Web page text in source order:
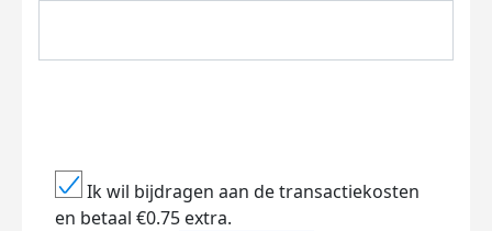
Ik wil bijdragen aan de transactiekosten
en betaal €0.75 extra.